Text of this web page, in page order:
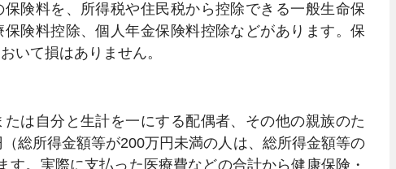
険料を、所得税や住民税から控除できる一般生命保
険料控除、個人年金保険料控除などがあります。保
いて損はありません。
は自分と生計を一にする配偶者、その他の親族のた
総所得金額等が200万円未満の人は、総所得金額等の
す。実際に支払った医療費などの合計から健康保険・